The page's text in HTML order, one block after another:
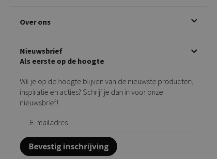
Klachtafhandeling
Privacy policy
Draaibare eetkamerstoelen
Taupe stoelen
Tuinstoelen
Bijzettafels
Over ons
Showroom
Contact
Onderhoudsproducten
Vloerbescherming
Giftcards
Nieuwsbrief
Als eerste op de hoogte
Wil je op de hoogte blijven van de nieuwste producten,
inspiratie en acties? Schrijf je dan in voor onze
nieuwsbrief!
Bevestig inschrijving